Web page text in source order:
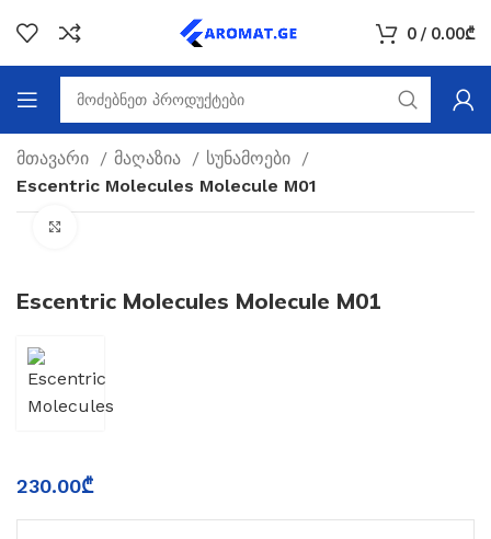
0 / 0.00₾
მთავარი მაღაზია
სუნამოები
Escentric Molecules Molecule M01
Escentric Molecules Molecule M01
230.00₾